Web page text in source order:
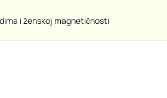
i ženskoj magnetičnosti